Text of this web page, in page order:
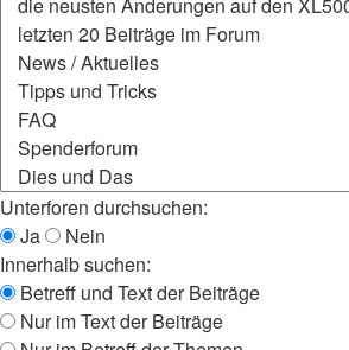
Unterforen durchsuchen:
Ja
Nein
Innerhalb suchen:
Betreff und Text der Beiträge
Nur im Text der Beiträge